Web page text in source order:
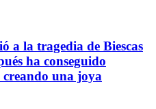
a la tragedia de Biescas
ha conseguido
una joya